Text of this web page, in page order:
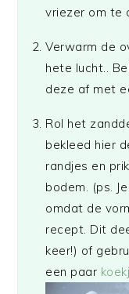
vriezer om te
Verwarm de
hete lucht..
deze af met
Rol het
bekleed hier
randjes en
bodem. (ps.
omdat de
recept. Dit
keer!) of
een paar